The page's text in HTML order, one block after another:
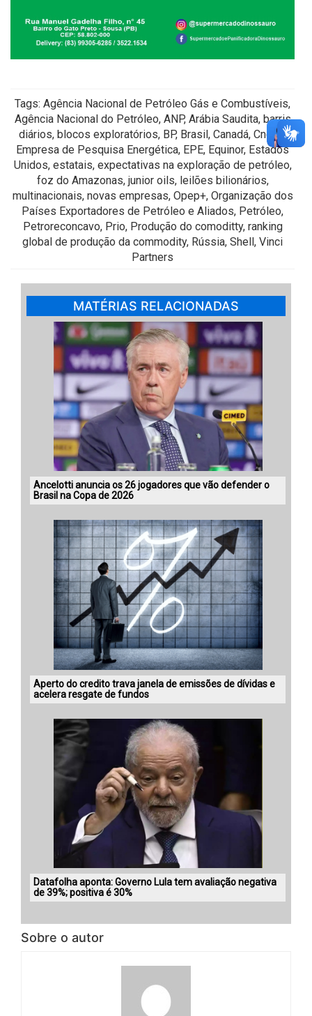
Tags: Agência Nacional de Petróleo Gás e Combustíveis,
Agência Nacional do Petróleo, ANP, Arábia Saudita, barris
diários, blocos exploratórios, BP, Brasil, Canadá, Cnooc,
Empresa de Pesquisa Energética, EPE, Equinor, Estados
Unidos, estatais, expectativas na exploração de petróleo,
foz do Amazonas, junior oils, leilões bilionários,
multinacionais, novas empresas, Opep+, Organização dos
Países Exportadores de Petróleo e Aliados, Petróleo,
Petroreconcavo, Prio, Produção do comoditty, ranking
global de produção da commodity, Rússia, Shell, Vinci
Partners
MATÉRIAS RELACIONADAS
Ancelotti anuncia os 26 jogadores que vão defender o
Brasil na Copa de 2026
Aperto do credito trava janela de emissões de dívidas e
acelera resgate de fundos
Datafolha aponta: Governo Lula tem avaliação negativa
de 39%; positiva é 30%
Sobre o autor